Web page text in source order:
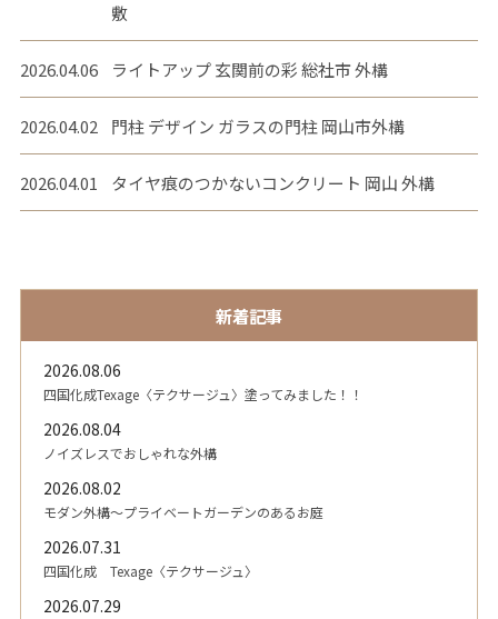
敷
2026.04.06 ライトアップ 玄関前の彩 総社市 外構
2026.04.02 門柱 デザイン ガラスの門柱 岡山市外構
2026.04.01 タイヤ痕のつかないコンクリート 岡山 外構
新着記事
2026.08.06
四国化成Texage〈テクサージュ〉塗ってみました！！
2026.08.04
ノイズレスでおしゃれな外構
2026.08.02
モダン外構～プライベートガーデンのあるお庭
2026.07.31
四国化成 Texage〈テクサージュ〉
2026.07.29